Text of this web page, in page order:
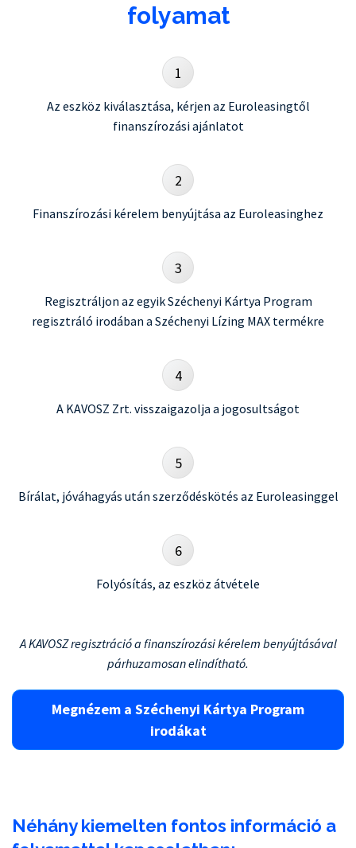
folyamat
1
Az eszköz kiválasztása, kérjen az Euroleasingtől
finanszírozási ajánlatot
2
Finanszírozási kérelem benyújtása az Euroleasinghez
3
Regisztráljon az egyik Széchenyi Kártya Program
regisztráló irodában a Széchenyi Lízing MAX termékre
4
A KAVOSZ Zrt. visszaigazolja a jogosultságot
5
Bírálat, jóváhagyás után szerződéskötés az Euroleasinggel
6
Folyósítás, az eszköz átvétele
A KAVOSZ regisztráció a finanszírozási kérelem benyújtásával
párhuzamosan elindítható.
Megnézem a Széchenyi Kártya Program
irodákat
Néhány kiemelten fontos információ a